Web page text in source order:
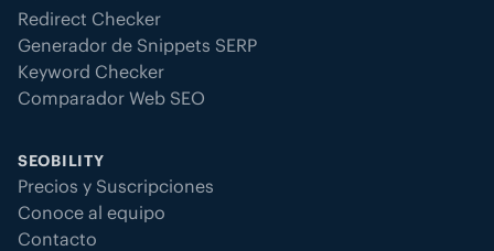
Redirect Checker
Generador de Snippets SERP
Keyword Checker
Comparador Web SEO
SEOBILITY
Precios y Suscripciones
Conoce al equipo
Contacto